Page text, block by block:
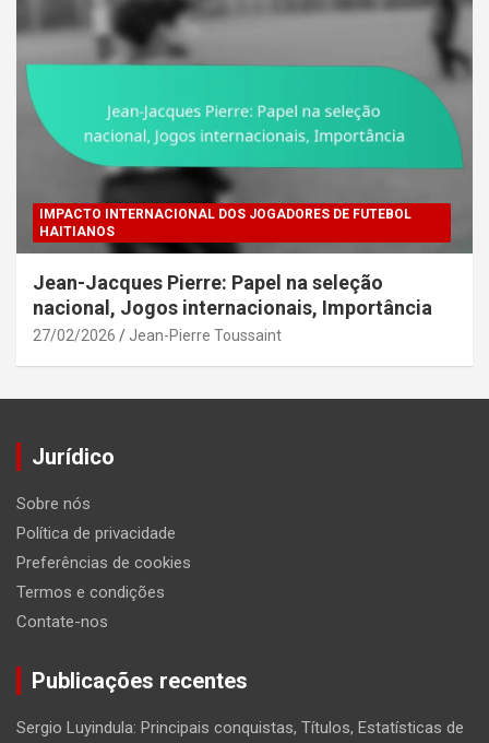
IMPACTO INTERNACIONAL DOS JOGADORES DE FUTEBOL
HAITIANOS
Jean-Jacques Pierre: Papel na seleção
nacional, Jogos internacionais, Importância
27/02/2026 Jean-Pierre Toussaint
Jurídico
Sobre nós
Política de privacidade
Preferências de cookies
Termos e condições
Contate-nos
Publicações recentes
Sergio Luyindula: Principais conquistas, Títulos, Estatísticas de